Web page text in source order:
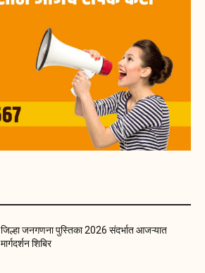
जिल्हा जनगणना पुस्तिका 2026 संदर्भात आजऱ्यात
मार्गदर्शन शिबिर